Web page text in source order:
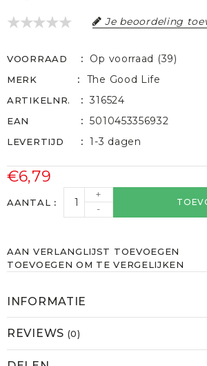
Je beoordeling
VOORRAAD Op voorraad (39)
MERK The Good Life
ARTIKELNR. 316524
EAN 5010453356932
LEVERTIJD 1-3 dagen
€6,79
AANTAL
+
-
AAN VERLANGLIJST TOEVOEGEN
TOEVOEGEN OM TE VERGELIJKEN
INFORMATIE
REVIEWS (0)